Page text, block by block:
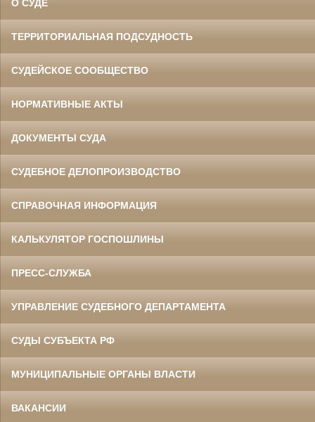
О СУДЕ
ТЕРРИТОРИАЛЬНАЯ ПОДСУДНОСТЬ
СУДЕЙСКОЕ СООБЩЕСТВО
НОРМАТИВНЫЕ АКТЫ
ДОКУМЕНТЫ СУДА
СУДЕБНОЕ ДЕЛОПРОИЗВОДСТВО
СПРАВОЧНАЯ ИНФОРМАЦИЯ
КАЛЬКУЛЯТОР ГОСПОШЛИНЫ
ПРЕСС-СЛУЖБА
УПРАВЛЕНИЕ СУДЕБНОГО ДЕПАРТАМЕНТА
СУДЫ СУБЪЕКТА РФ
МУНИЦИПАЛЬНЫЕ ОРГАНЫ ВЛАСТИ
ВАКАНСИИ